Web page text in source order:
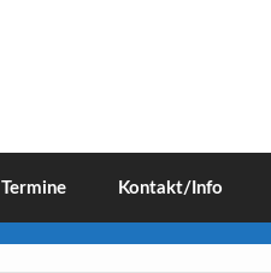
Termine Kontakt/Info